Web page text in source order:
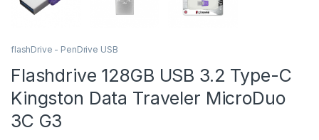
flashDrive - PenDrive USB
Flashdrive 128GB USB 3.2 Type-C
Kingston Data Traveler MicroDuo
3C G3